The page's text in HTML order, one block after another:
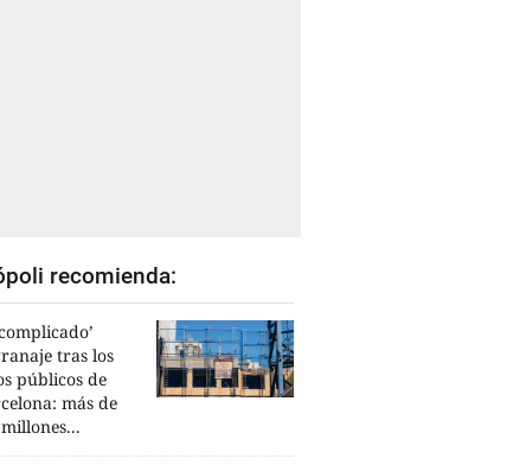
recomienda:
tras los
públicos de
más de